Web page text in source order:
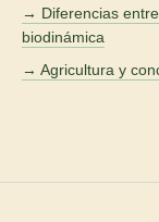
→ Diferencias
biodinámica
→ Agricultura y